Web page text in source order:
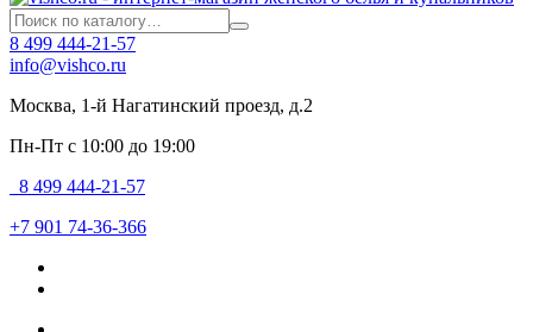
8 499 444-21-57
info@vishco.ru
Москва, 1-й Нагатинский проезд, д.2
Пн-Пт с 10:00 до 19:00
8 499 444-21-57
+7 901 74-36-366